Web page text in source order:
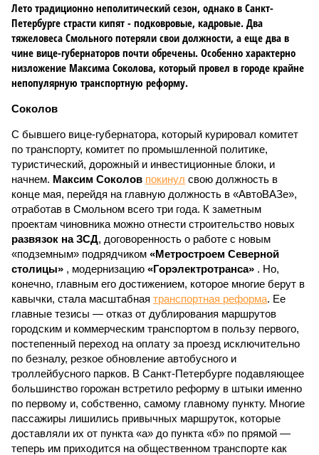
Лето традиционно неполитический сезон, однако в Санкт-
Петербурге страсти кипят - подковровые, кадровые. Два
тяжеловеса Смольного потеряли свои должности, а еще два в
чине вице-губернаторов почти обречены. Особенно характерно
низложение Максима Соколова, который провел в городе крайне
непопулярную транспортную реформу.
Соколов
С бывшего вице-губернатора, который курировал комитет
по транспорту, комитет по промышленной политике,
туристический, дорожный и инвестиционные блоки, и
начнем. Максим Соколов покинул свою должность в
конце мая, перейдя на главную должность в «АвтоВАЗе»,
отработав в Смольном всего три года. К заметным
проектам чиновника можно отнести строительство новых
развязок на ЗСД, договоренность о работе с новым
«подземным» подрядчиком «Метростроем Северной
столицы» , модернизацию «Горэлектротранса» . Но,
конечно, главным его достижением, которое многие берут в
кавычки, стала масштабная транспортная реформа. Ее
главные тезисы — отказ от дублирования маршрутов
городским и коммерческим транспортом в пользу первого,
постепенный переход на оплату за проезд исключительно
по безналу, резкое обновление автобусного и
троллейбусного парков. В Санкт-Петербурге подавляющее
большинство горожан встретило реформу в штыки именно
по первому и, собственно, самому главному пункту. Многие
пассажиры лишились привычных маршруток, которые
доставляли их от пункта «а» до пункта «б» по прямой —
теперь им приходится на общественном транспорте как